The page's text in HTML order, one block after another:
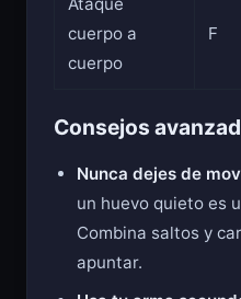
Ataque
cuerpo a
cuerpo
F
Consejos
Nunca dejes de
un huevo quieto es
Combina saltos y
apuntar.